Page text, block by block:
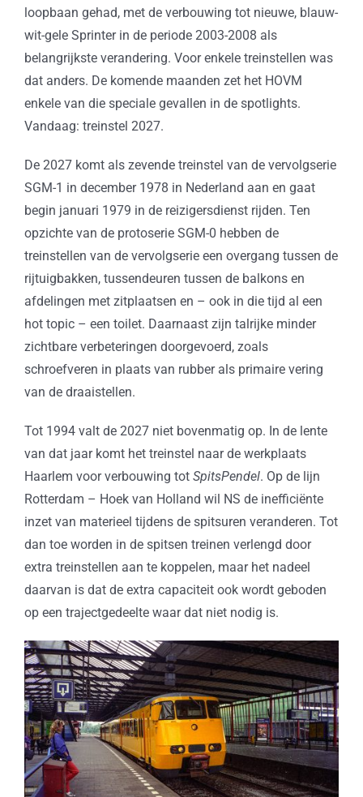
loopbaan gehad, met de verbouwing tot nieuwe, blauw-
wit-gele Sprinter in de periode 2003-2008 als
belangrijkste verandering. Voor enkele treinstellen was
dat anders. De komende maanden zet het HOVM
enkele van die speciale gevallen in de spotlights.
Vandaag: treinstel 2027.
De 2027 komt als zevende treinstel van de vervolgserie
SGM-1 in december 1978 in Nederland aan en gaat
begin januari 1979 in de reizigersdienst rijden. Ten
opzichte van de protoserie SGM-0 hebben de
treinstellen van de vervolgserie een overgang tussen de
rijtuigbakken, tussendeuren tussen de balkons en
afdelingen met zitplaatsen en – ook in die tijd al een
hot topic – een toilet. Daarnaast zijn talrijke minder
zichtbare verbeteringen doorgevoerd, zoals
schroefveren in plaats van rubber als primaire vering
van de draaistellen.
Tot 1994 valt de 2027 niet bovenmatig op. In de lente
van dat jaar komt het treinstel naar de werkplaats
Haarlem voor verbouwing tot SpitsPendel. Op de lijn
Rotterdam – Hoek van Holland wil NS de inefficiënte
inzet van materieel tijdens de spitsuren veranderen. Tot
dan toe worden in de spitsen treinen verlengd door
extra treinstellen aan te koppelen, maar het nadeel
daarvan is dat de extra capaciteit ook wordt geboden
op een trajectgedeelte waar dat niet nodig is.